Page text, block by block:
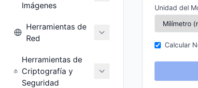
Imágenes
Herramientas de
Red
Herramientas de
Criptografía y
Seguridad
Unidad del
Calcular